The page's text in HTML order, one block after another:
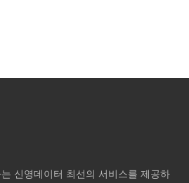
신영데이터 최선의 서비스를 제공하